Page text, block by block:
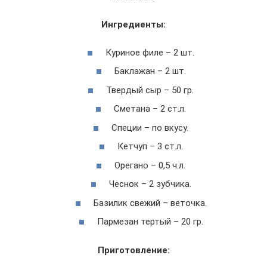
Ингредиенты:
Куриное филе – 2 шт.
Баклажан – 2 шт.
Твердый сыр – 50 гр.
Сметана – 2 ст.л.
Специи – по вкусу.
Кетчуп – 3 ст.л.
Орегано – 0,5 ч.л.
Чеснок – 2 зубчика.
Базилик свежий – веточка.
Пармезан тертый – 20 гр.
Приготовление: